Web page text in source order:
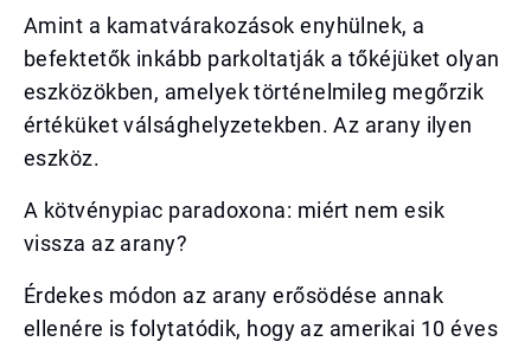
Amint a kamatvárakozások enyhülnek, a
befektetők inkább parkoltatják a tőkéjüket olyan
eszközökben, amelyek történelmileg megőrzik
értéküket válsághelyzetekben. Az arany ilyen
eszköz.
A kötvénypiac paradoxona: miért nem esik
vissza az arany?
Érdekes módon az arany erősödése annak
ellenére is folytatódik, hogy az amerikai 10 éves